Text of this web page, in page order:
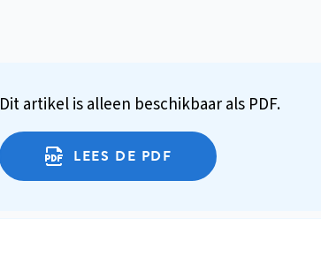
Dit artikel is alleen beschikbaar als PDF.
LEES DE PDF